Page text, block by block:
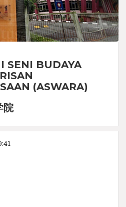
SENI BUDAYA
(ASWARA)
院